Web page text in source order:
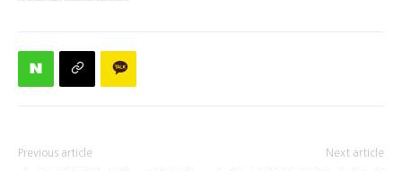
Previous article Next article